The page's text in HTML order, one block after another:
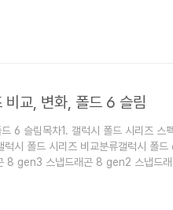
비교, 변화, 폴드 6 슬림
6 슬림목차1. 갤럭시 폴드 시리즈
럭시 폴드 시리즈 비교분류갤럭시 폴
8 gen3 스냅드래곤 8 gen2 스냅드
카메라1,000만 화소 (커버)400만 화